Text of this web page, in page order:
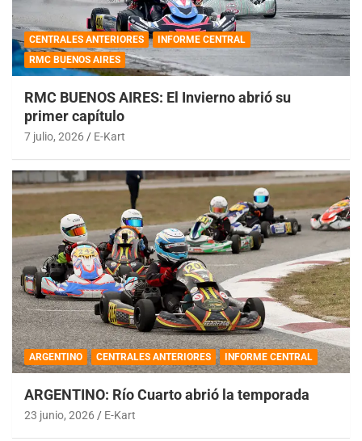
CENTRALES ANTERIORES
INFORME CENTRAL
RMC BUENOS AIRES
RMC BUENOS AIRES: El Invierno abrió su
primer capítulo
7 julio, 2026 E-Kart
ARGENTINO CENTRALES ANTERIORES INFORME CENTRAL
ARGENTINO: Río Cuarto abrió la temporada
23 junio, 2026 E-Kart